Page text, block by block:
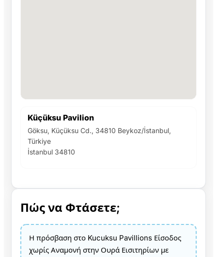
Küçüksu Pavilion
Göksu, Küçüksu Cd., 34810 Beykoz/İstanbul,
Türkiye
İstanbul 34810
Πώς να Φτάσετε;
Η πρόσβαση στο Kucuksu Pavillions Είσοδος
χωρίς Αναμονή στην Ουρά Εισιτηρίων με